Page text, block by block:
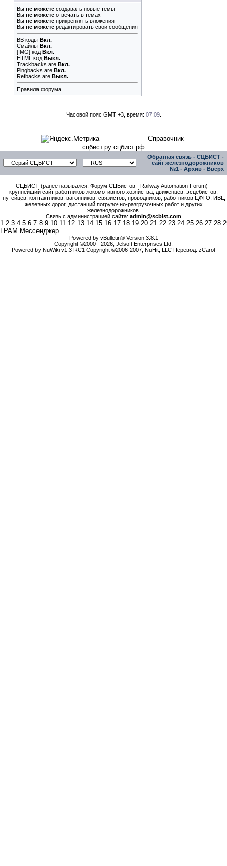
Вы не можете создавать новые темы
Вы не можете отвечать в темах
Вы не можете прикреплять вложения
Вы не можете редактировать свои сообщения
BB коды Вкл.
Смайлы Вкл.
[IMG] код Вкл.
HTML код Выкл.
Trackbacks are Вкл.
Pingbacks are Вкл.
Refbacks are Выкл.
Правила форума
Часовой пояс GMT +3, время: 07:09.
Справочник
сцбист.ру сцбист.рф
Обратная связь - СЦБИСТ -
сайт железнодорожников
№1 - Архив - Вверх
СЦБИСТ (ранее назывался: Форум СЦБистов - Railway Automation Forum) -
крупнейший сайт работников локомотивного хозяйства, движенцев, эсцебистов,
путейцев, контактников, вагонников, связистов, проводников, работников ЦФТО, ИВЦ
железных дорог, дистанций погрузочно-разгрузочных работ и других
железнодорожников.
Связь с администрацией сайта: admin@scbist.com
1 2 3 4 5 6 7 8 9 10 11 12 13 14 15 16 17 18 19 20 21 22 23 24 25 26 27 28
ГРАМ Мессенджер
Powered by vBulletin® Version 3.8.1
Copyright ©2000 - 2026, Jelsoft Enterprises Ltd.
Powered by NuWiki v1.3 RC1 Copyright ©2006-2007, NuHit, LLC Перевод: zCarot